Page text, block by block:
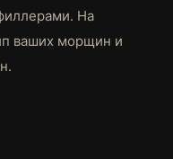
На
ваших морщин и